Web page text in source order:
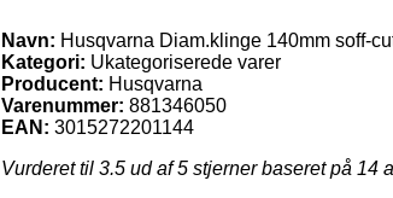
Navn: Husqvarna Diam.klinge 140mm soff-
Kategori: Ukategoriserede varer
Producent: Husqvarna
Varenummer: 881346050
EAN: 3015272201144
Vurderet til 3.5 ud af 5 stjerner baseret på 14